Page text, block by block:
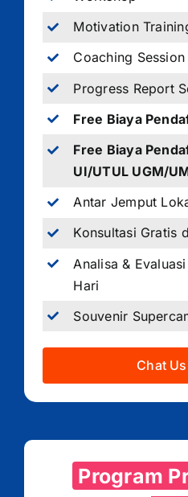
Motivation
Coaching Session
Progress Report
Free Biaya
Free Biaya
UI/UTUL UGM/
Antar Jemput
Konsultasi Gratis
Analisa &
Hari
Souvenir
Chat
Program